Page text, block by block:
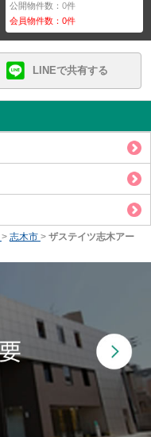
公開物件数：0件
会員物件数：0件
LINEで共有する
> 志木市 > ザステイツ志木アー